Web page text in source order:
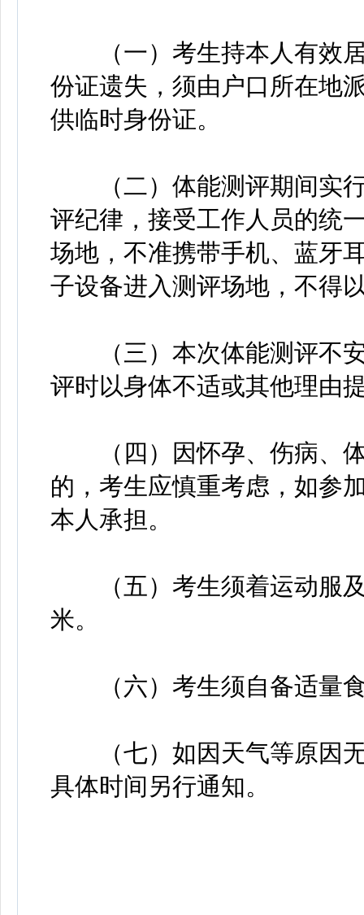
（一）考生持本人有效居
份证遗失，须由户口所在地
供临时身份证。
（二）体能测评期间实行
评纪律，接受工作人员的统
场地，不准携带手机、蓝牙
子设备进入测评场地，不得
（三）本次体能测评不安
评时以身体不适或其他理由
（四）因怀孕、伤病、体
的，考生应慎重考虑，如参
本人承担。
（五）考生须着运动服及
米。
（六）考生须自备适量食
（七）如因天气等原因无
具体时间另行通知。